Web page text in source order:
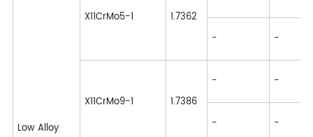
Low Alloy
X11CrMo5-1 1.7362
- -
X11CrMo9-1 1.7386
- -
- -